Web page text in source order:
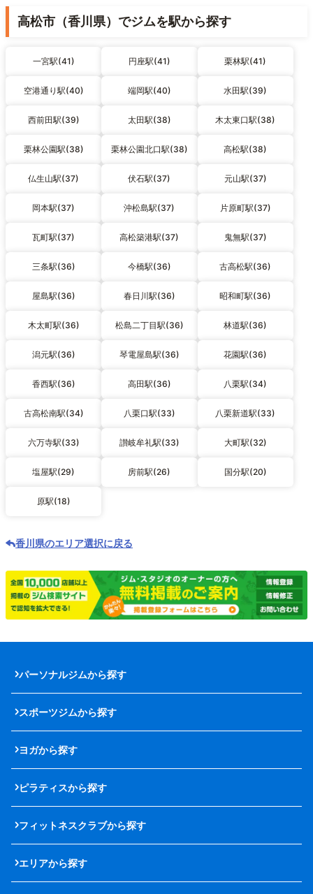
高松市（香川県）でジムを駅から探す
一宮駅(41) 円座駅(41) 栗林駅(41)
空港通り駅(40) 端岡駅(40) 水田駅(39)
西前田駅(39) 太田駅(38) 木太東口駅(38)
栗林公園駅(38) 栗林公園北口駅(38) 高松駅(38)
仏生山駅(37) 伏石駅(37) 元山駅(37)
岡本駅(37) 沖松島駅(37) 片原町駅(37)
瓦町駅(37) 高松築港駅(37) 鬼無駅(37)
三条駅(36) 今橋駅(36) 古高松駅(36)
屋島駅(36) 春日川駅(36) 昭和町駅(36)
木太町駅(36) 松島二丁目駅(36) 林道駅(36)
潟元駅(36) 琴電屋島駅(36) 花園駅(36)
香西駅(36) 高田駅(36) 八栗駅(34)
古高松南駅(34) 八栗口駅(33) 八栗新道駅(33)
六万寺駅(33) 讃岐牟礼駅(33) 大町駅(32)
塩屋駅(29) 房前駅(26) 国分駅(20)
原駅(18)
香川県のエリア選択に戻る
パーソナルジムから探す
スポーツジムから探す
ヨガから探す
ピラティスから探す
フィットネスクラブから探す
エリアから探す